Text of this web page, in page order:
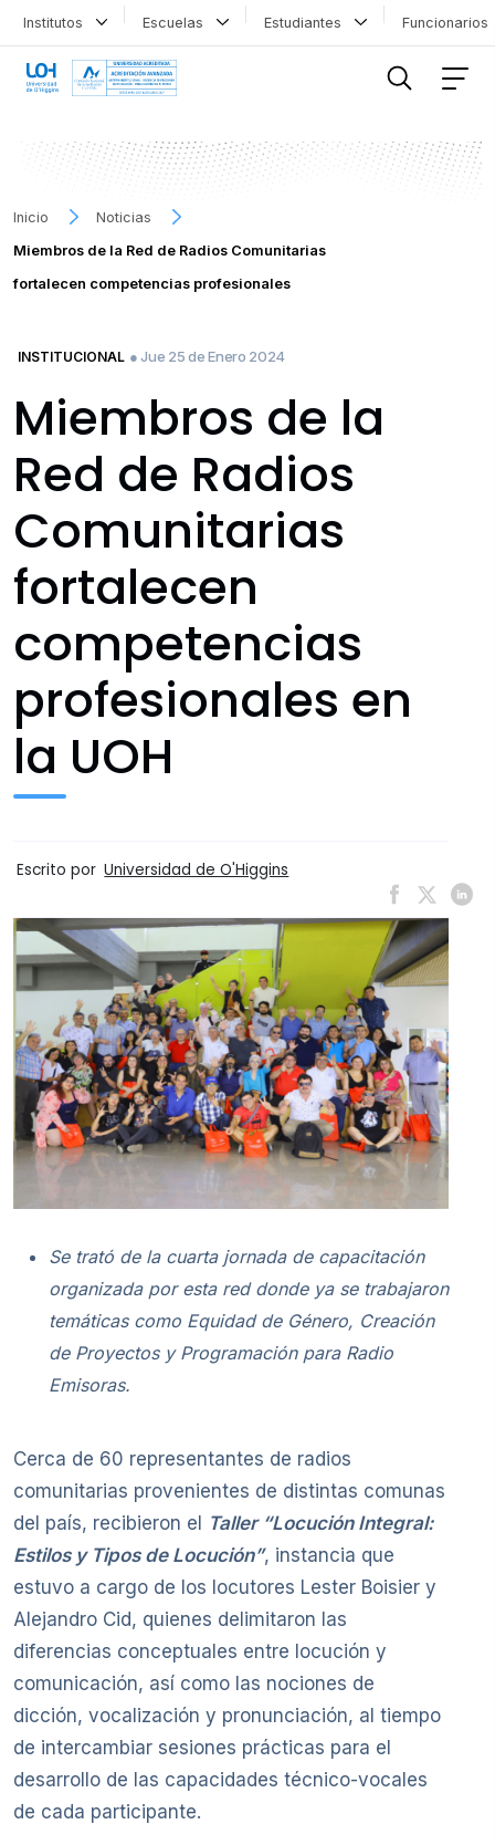
Institutos Escuelas Estudiantes
Inicio
Noticias
Miembros de la Red de Radios Comunitarias
fortalecen competencias profesionales
INSTITUCIONAL ● Jue 25 de Enero 2024
Miembros de la
Red de Radios
Comunitarias
fortalecen
competencias
profesionales en
la UOH
Escrito por Universidad de O'Higgins
Se trató de la cuarta jornada de capacitación
organizada por esta red donde ya se trabajaron
temáticas como Equidad de Género, Creación
de Proyectos y Programación para Radio
Emisoras.
Cerca de 60 representantes de radios
comunitarias provenientes de distintas comunas
del país, recibieron el
Taller “Locución Integral:
Estilos y Tipos de Locución”, instancia que
estuvo a cargo de los locutores Lester Boisier y
Alejandro Cid, quienes delimitaron las
diferencias conceptuales entre locución y
comunicación, así como las nociones de
dicción, vocalización y pronunciación, al tiempo
de intercambiar sesiones prácticas para el
desarrollo de las capacidades técnico-vocales
de cada participante.